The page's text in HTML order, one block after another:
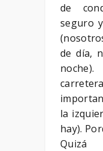
de
seguro
de día,
la
hay).
Quizá